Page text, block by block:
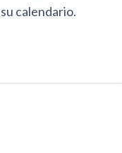
calendario.